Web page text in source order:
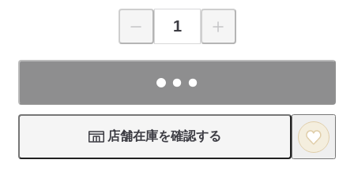
店舗在庫を確認する